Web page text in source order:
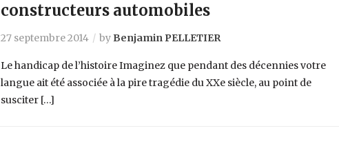
constructeurs automobiles
27 septembre 2014 by Benjamin PELLETIER
Le handicap de l’histoire Imaginez que pendant des décennies votre
langue ait été associée à la pire tragédie du XXe siècle, au point de
susciter […]